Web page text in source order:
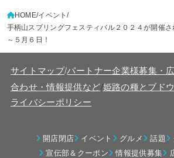
HOME イベント
手柄山スプリングフェスティバル２０２４が開催さ
～５月６日！
サイトマップ/パートナー企業様募集・
合わせ・情報提供など/姫路の種とブド
ライバシーポリシー
開店閉店 イベント グルメ 話題
宣伝部＆クーポン
情報提供募集